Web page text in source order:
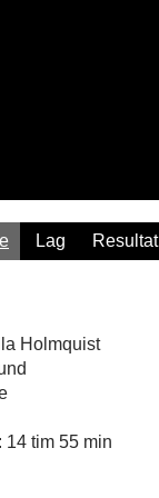
Lag Resultat
Holmquist
14 tim 55 min